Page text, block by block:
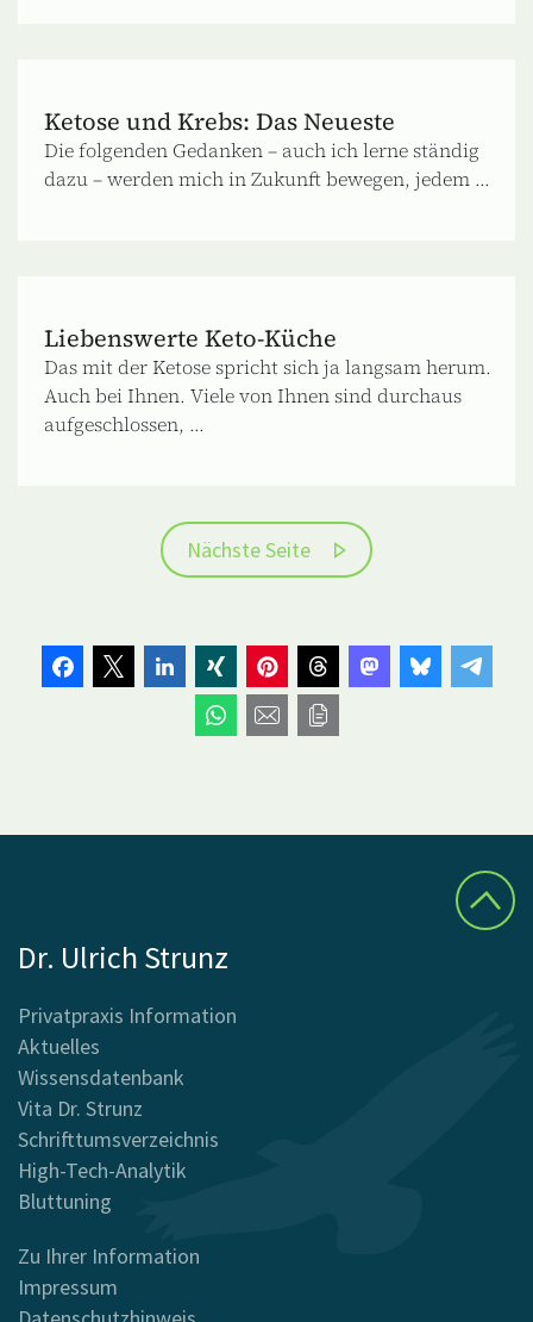
Ketose und Krebs: Das Neueste
Die folgenden Gedanken – auch ich lerne ständig
dazu – werden mich in Zukunft bewegen, jedem ...
Liebenswerte Keto-Küche
Das mit der Ketose spricht sich ja langsam herum.
Auch bei Ihnen. Viele von Ihnen sind durchaus
aufgeschlossen, ...
Nächste Seite
Dr. Ulrich Strunz
Privatpraxis Information
Aktuelles
Wissensdatenbank
Vita Dr. Strunz
Schrifttumsverzeichnis
High-Tech-Analytik
Bluttuning
Zu Ihrer Information
Impressum